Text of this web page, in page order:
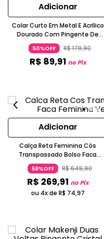
Adicionar
Colar Curto Em Metal E Acrílico
Dourado Com Pingente De
Resina Terrosa Makenji
50%OFF R$179,90
R$ 89,91 no Pix
Adicionar
Calça Reta Feminina Cós
Transpassado Bolso Faca
Vermelha
58%OFF R$649,90
R$ 269,91 no Pix
ou 4x de R$ 74,97